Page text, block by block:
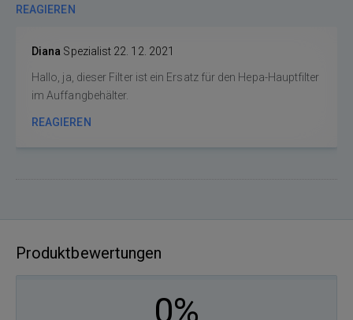
REAGIEREN
Diana Spezialist 22. 12. 2021
Hallo, ja, dieser Filter ist ein Ersatz für den Hepa-Hauptfilter
im Auffangbehälter.
REAGIEREN
Produktbewertungen
0%